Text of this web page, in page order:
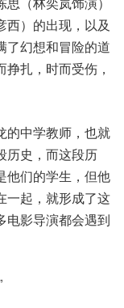
西）的出现，以及
了幻想和冒险的道
扎，时而受伤，
的中学教师，也就
历史，而这段历
他们的学生，但他
一起，就形成了这
电影导演都会遇到